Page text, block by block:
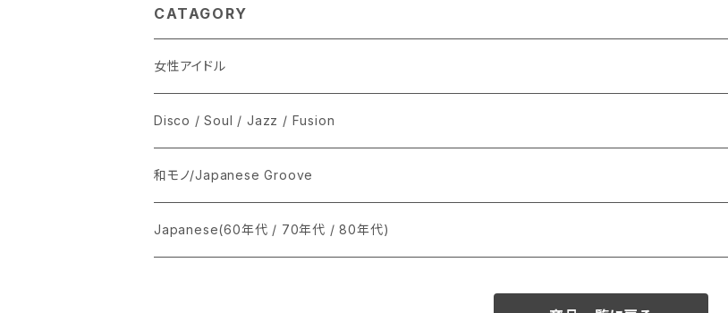
CATAGORY
女性アイドル
シングル盤
あ行
か行
LP
CD
Disco / Soul / Jazz / Fusion
シングル盤
A
12インチ・シングル
和モノ/Japanese Groove
シングル盤
Japanese(60年代 / 70年代 / 80年代)